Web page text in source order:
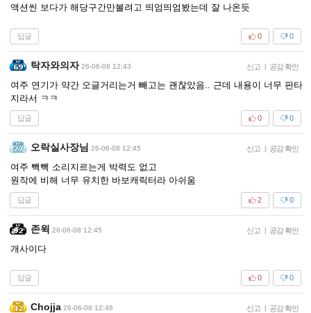
액션씬 보다가 해당구간만볼려고 띄엄띄엄봤는데 잘 나온듯
답글 0
0
탁자와의자 26-06-08 12:43 신고 | 공감 확인
여주 연기가 약간 오글거리는거 빼고는 괜찮았음.. 근데 내용이 너무 판타
지라서 ㅋㅋ
답글 0
0
오락실사장님 26-06-08 12:45 신고 | 공감 확인
여주 빽빽 소리지르는게 박력도 없고
원작에 비해 너무 유치한 바보캐릭터라 아쉬움
답글 0
2
존윅 26-06-08 12:45 신고 | 공감 확인
개사이다
답글 0
0
Chojja 26-06-08 12:46 신고 | 공감 확인